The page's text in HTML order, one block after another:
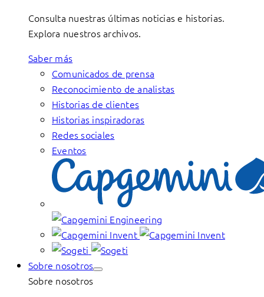
Consulta nuestras últimas noticias e historias.
Explora nuestros archivos.
Saber más
Comunicados de prensa
Reconocimiento de analistas
Historias de clientes
Historias inspiradoras
Redes sociales
Eventos
Sobre nosotros
Sobre nosotros